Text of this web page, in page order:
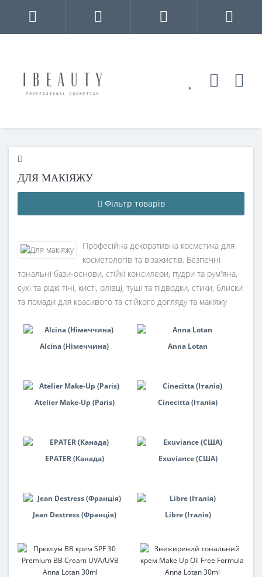
ДЛЯ МАКІЯЖУ
Фільтр товарів
Професійна декоративна косметика для
косметологів та візажистів. Безпечні
тональні бази-основи, стійкі консилери, пудри та рум'яна,
сухі та рідкі тіні, кисті, олівці, туші та підводки, стики, блиски
та помади для красивого та стійкого догляду та макіяжу
Alcina (Німеччина) Anna Lotan
Atelier Make-Up (Paris) Cinecitta (Італія)
EPATER (Канада) Exuviance (США)
Jean Destress (Франція) Libre (Італія)